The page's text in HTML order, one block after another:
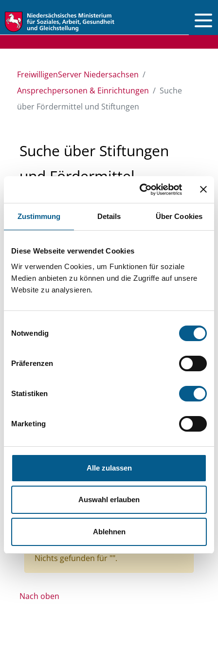
Zustimmung Details Über Cookies
Diese Webseite verwendet Cookies
Wir verwenden Cookies, um Funktionen für soziale
Medien anbieten zu können und die Zugriffe auf unsere
Website zu analysieren.
Notwendig
Präferenzen
Statistiken
Marketing
Alle zulassen
Auswahl erlauben
Ablehnen
FreiwilligenServer Niedersachsen
Ansprechpersonen & Einrichtungen
Suche
über Fördermittel und Stiftungen
Suche über Stiftungen
und Fördermittel
Sie suchen finanzielle Unterstützung für ein
Projekt oder ein Vorhaben? Hier können Sie
Stiftungsdatenbank recherchieren. Bei der
Suche bitte die Groß- und Kleinschreibung
beachten.
können durch die Wahl von Bereichen oder
Suchen
Themen: Wohlfahrtswesen
Themen: Gesundheitswesen
Themen: Kunst & Kultur
Themen: Heimatpflege
Themen: Bürgerschaftliches Engagement
Alle Filter entfernen
Nichts gefunden für "".
Nach oben